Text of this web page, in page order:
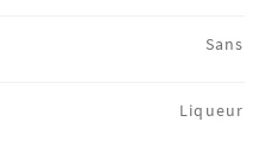
Sans
Liqueur